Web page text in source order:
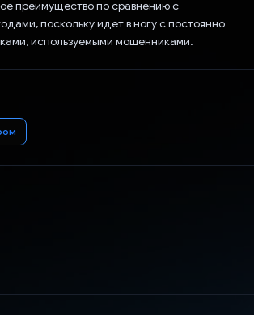
преимущество по сравнению с
поскольку идет в ногу с постоянно
используемыми мошенниками.